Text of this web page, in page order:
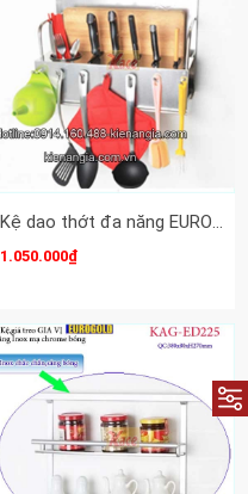
Kệ dao thớt đa năng EUROGOLD KAG-ED223
1.050.000₫